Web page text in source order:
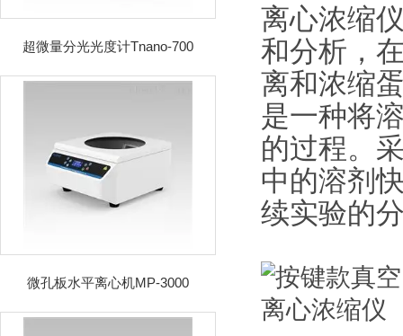
超微量分光光度计Tnano-700
微孔板水平离心机MP-3000
离心浓缩
和分析，
离和浓缩
是一种将
的过程。
中的溶剂
续实验的